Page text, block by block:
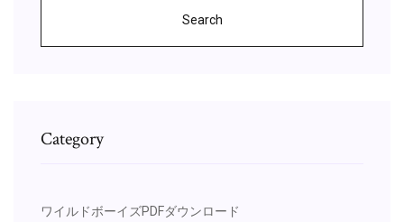
Search
Category
ワイルドボーイズPDFダウンロード